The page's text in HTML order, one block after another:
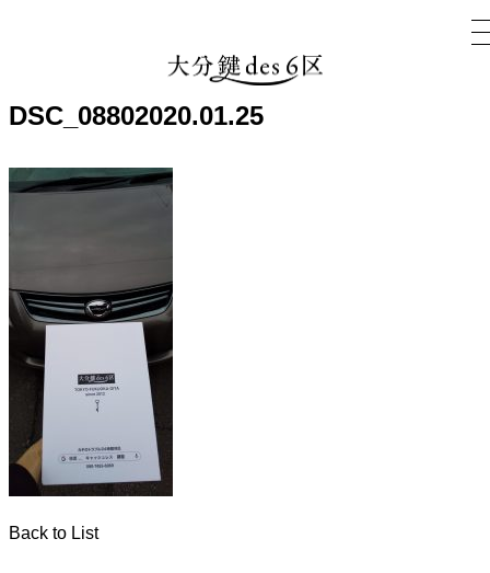
DSC_08802020.01.25
Back to List